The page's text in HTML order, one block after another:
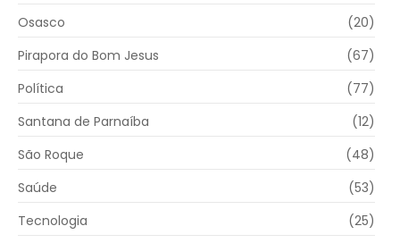
Osasco
(20)
Pirapora do Bom Jesus
(67)
Política
(77)
Santana de Parnaíba
(12)
São Roque
(48)
Saúde
(53)
Tecnologia
(25)